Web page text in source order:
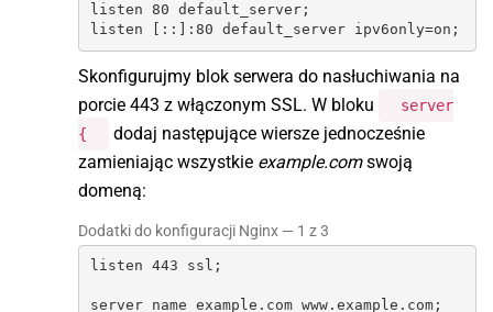
listen 80 default_server;
listen [::]:80 default_server ipv6only=on;
Skonfigurujmy blok serwera do nasłuchiwania na
porcie 443 z włączonym SSL. W bloku
server
{
dodaj następujące wiersze jednocześnie
zamieniając wszystkie example.comswoją
domeną:
Dodatki do konfiguracji Nginx — 1 z 3
listen 443 ssl;
server_name example.com www.example.com;